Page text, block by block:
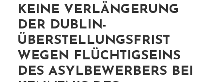
KEINE VERLÄNGERUNG
DER DUBLIN-
ÜBERSTELLUNGSFRIST
WEGEN FLÜCHTIGSEINS
DES ASYLBEWERBERS BEI